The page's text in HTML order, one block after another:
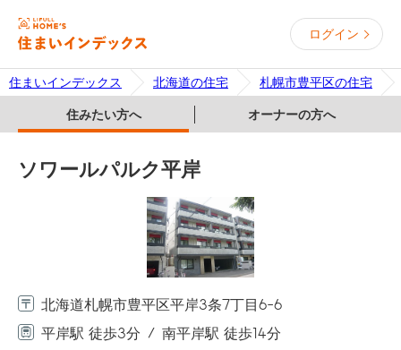
ログイン
住まいインデックス 北海道の住宅 札幌市豊平区の住宅
住みたい方へ オーナーの方へ
ソワールパルク平岸
北海道札幌市豊平区平岸3条7丁目6-6
平岸駅 徒歩3分
南平岸駅 徒歩14分